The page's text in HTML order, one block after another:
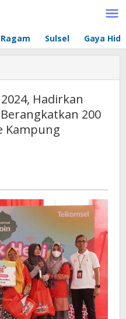
Ragam Sulsel Gaya
Hadirkan
200
Kampung